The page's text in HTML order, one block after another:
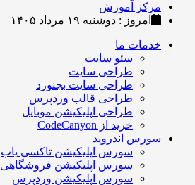
مرکز آموزش
امروز : دوشنبه ۱۹ مرداد ۱۴۰۵
خدمات ما
سئو سایت
طراحی سایت
طراحی سایت بجنورد
طراحی قالب وردپرس
طراحی اپلیکیشن موبایل
خرید از CodeCanyon
سورس اندروید
سورس اپلیکیشن تاکسی یاب
سورس اپلیکیشن فروشگاهی
سورس اپلیکیشن وردپرس